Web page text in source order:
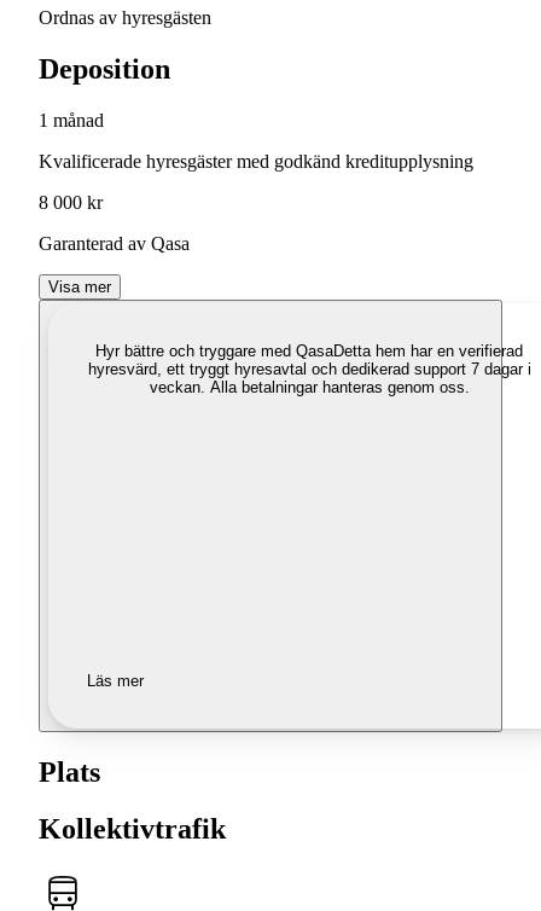
Ordnas av hyresgästen
Deposition
1 månad
Kvalificerade hyresgäster med godkänd kreditupplysning
8 000 kr
Garanterad av Qasa
Visa mer
Hyr bättre och tryggare med QasaDetta hem har en verifierad
hyresvärd, ett tryggt hyresavtal och dedikerad support 7 dagar i
veckan. Alla betalningar hanteras genom oss.
Läs mer
Plats
Kollektivtrafik